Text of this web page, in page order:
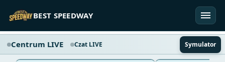
BEST SPEEDWAY
Centrum LIVE Czat LIVE Symulator